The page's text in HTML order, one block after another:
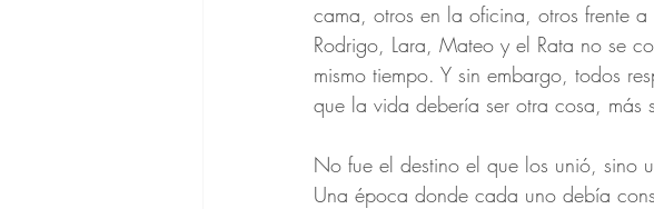
cama, otros en la oficina, otros frente
Rodrigo, Lara, Mateo y el Rata no se
mismo tiempo. Y sin embargo, todos
que la vida debería ser otra cosa, más
No fue el destino el que los unió, sino
Una época donde cada uno debía